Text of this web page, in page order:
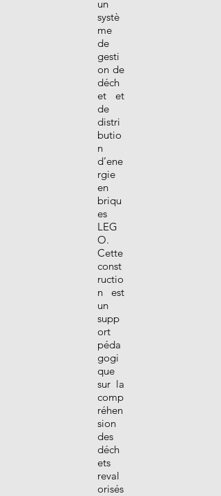
un
systè
me
de
gesti
on de
déch
et et
de
distri
butio
n
d’ene
rgie
en
briqu
es
LEG
O.
Cette
const
ructio
n est
un
supp
ort
péda
gogi
que
sur la
comp
réhen
sion
des
déch
ets
reval
orisés